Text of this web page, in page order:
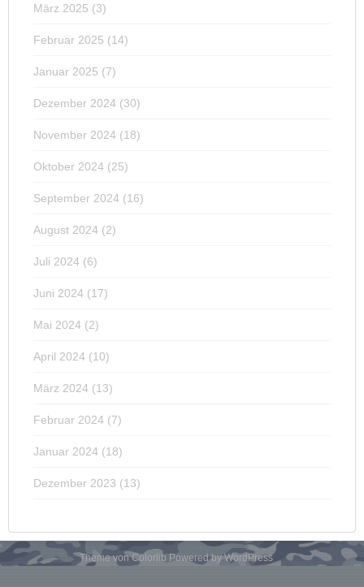
März 2025 (3)
Februar 2025 (14)
Januar 2025 (7)
Dezember 2024 (30)
November 2024 (18)
Oktober 2024 (25)
September 2024 (16)
August 2024 (2)
Juli 2024 (6)
Juni 2024 (17)
Mai 2024 (2)
April 2024 (10)
März 2024 (13)
Februar 2024 (7)
Januar 2024 (18)
Dezember 2023 (13)
Theme vonColorlib Powered byWordPress